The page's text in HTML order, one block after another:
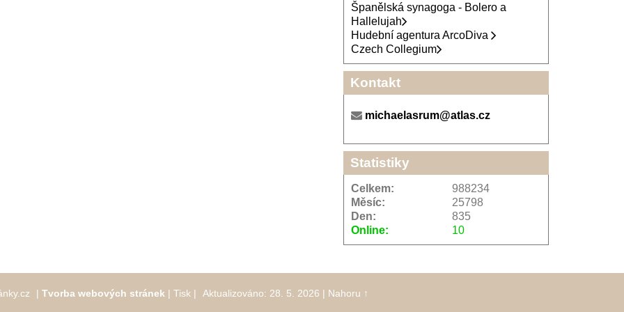
Španělská synagoga - Bolero a
Hallelujah
Hudební agentura ArcoDiva
Czech Collegium
Kontakt
michaelasrum@atlas.cz
Statistiky
Online: 10
Celkem:
988234
Měsíc:
25798
Den:
835
| Tvorba webových stránek | Tisk| Aktualizováno: 28. 5. 2026 | Nahoru ↑